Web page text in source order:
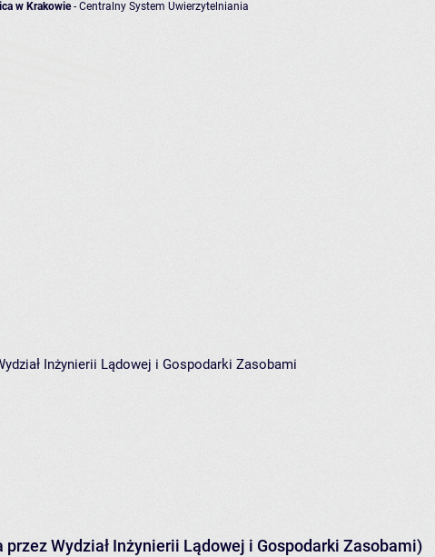
w Krakowie- Centralny System Uwierzytelniania
Inżynierii Lądowej i Gospodarki Zasobami
Wydział Inżynierii Lądowej i Gospodarki Zasobami)